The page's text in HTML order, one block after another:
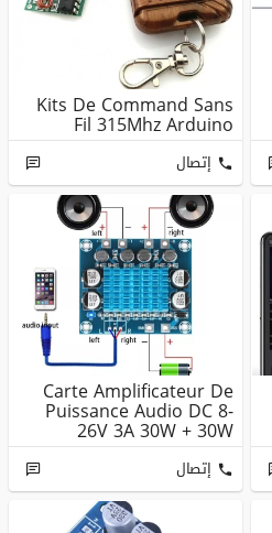
Kits De Command Sans
Fil 315Mhz Arduino
إتصال
Carte Amplificateur De
Puissance Audio DC 8-
26V 3A 30W + 30W
TPA3110, ...
إتصال